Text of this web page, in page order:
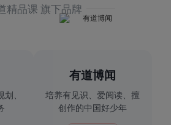
精品课 旗下品牌
、
有道博闻
培养有见识、爱阅读、擅
创作的中国好少年